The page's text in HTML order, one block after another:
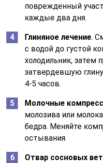
поврежденный
каждые два дня.
Глиняное лечение.
с водой до густой
холодильник, затем
затвердевшую
4-5 часов.
Молочные
молозива или
бедра. Меняйте
остывания.
Отвар сосновых